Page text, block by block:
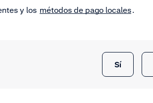
y los métodos de pago locales.
Sí